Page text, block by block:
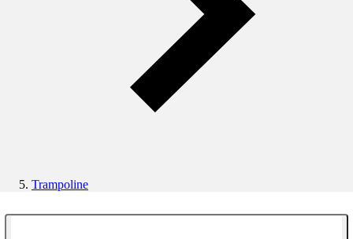
Trampoline